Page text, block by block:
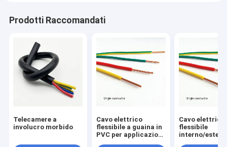
Prodotti Raccomandati
Telecamere a
involucro morbido
Cavo elettrico
flessibile a guaina in
PVC per applicazioni
Cavo elettrico
flessibile
interno/